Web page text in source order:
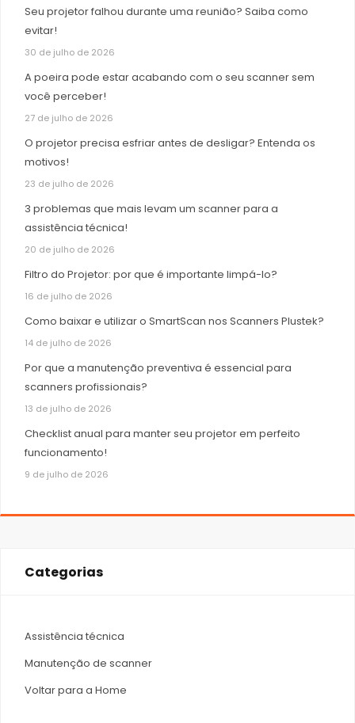
Seu projetor falhou durante uma reunião? Saiba como
evitar!
30 de julho de 2026
A poeira pode estar acabando com o seu scanner sem
você perceber!
27 de julho de 2026
O projetor precisa esfriar antes de desligar? Entenda os
motivos!
23 de julho de 2026
3 problemas que mais levam um scanner para a
assistência técnica!
20 de julho de 2026
Filtro do Projetor: por que é importante limpá-lo?
16 de julho de 2026
Como baixar e utilizar o SmartScan nos Scanners Plustek?
14 de julho de 2026
Por que a manutenção preventiva é essencial para
scanners profissionais?
13 de julho de 2026
Checklist anual para manter seu projetor em perfeito
funcionamento!
9 de julho de 2026
Categorias
Assistência técnica
Manutenção de scanner
Voltar para a Home